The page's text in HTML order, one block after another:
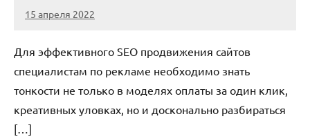
15 апреля 2022
immo_navi_ru
Нет
Для эффективного SEO продвижения сайтов
специалистам по рекламе необходимо знать
тонкости не только в моделях оплаты за один клик,
креативных уловках, но и досконально разбираться
[…]